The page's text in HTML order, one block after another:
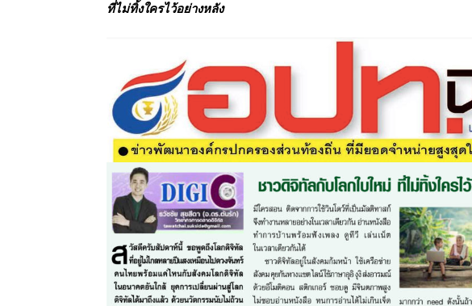
ที่ไม่ทิ้งใครไว้อย่างหลัง